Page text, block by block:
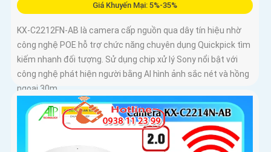
Giá Khuyến Mại: 5%-35%
KX-C2212FN-AB là camera cấp nguồn qua dây tín hiệu nhờ
công nghệ POE hỗ trợ chức năng chuyên dụng Quickpick tìm
kiếm nhanh đối tượng. Sử dụng chip xử lý Sony nổi bật với
công nghệ phát hiện người bằng AI hình ảnh sắc nét và hồng
ngoại 30m